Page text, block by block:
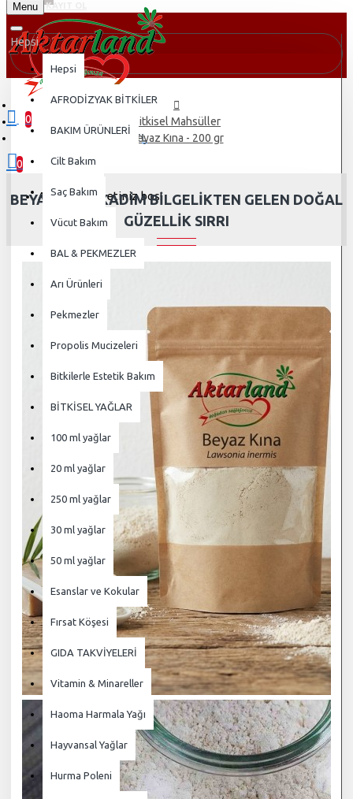
KAYIT OL
Menu
0
0 ürün - 0,00TL
0
Alışveriş sepetiniz boş!
Hepsi
Hepsi
AFRODİZYAK BİTKİLER
BAKIM ÜRÜNLERİ
Cilt Bakım
Saç Bakım
Vücut Bakım
BAL & PEKMEZLER
Arı Ürünleri
Pekmezler
Propolis Mucizeleri
Bitkilerle Estetik Bakım
BİTKİSEL YAĞLAR
100 ml yağlar
20 ml yağlar
250 ml yağlar
30 ml yağlar
50 ml yağlar
Esanslar ve Kokular
Fırsat Köşesi
GIDA TAKVİYELERİ
Vitamin & Minareller
Haoma Harmala Yağı
Hayvansal Yağlar
Hurma Poleni
Bitkisel Mahsüller
Beyaz Kına - 200 gr
BEYAZ KINA: KADIM BILGELIKTEN GELEN DOĞAL
GÜZELLIK SIRRI